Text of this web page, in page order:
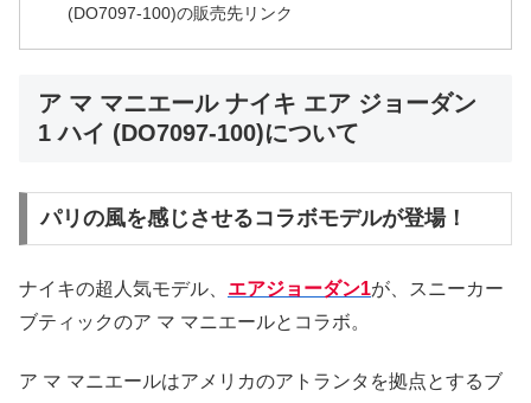
(DO7097-100)の販売先リンク
ア マ マニエール ナイキ エア ジョーダン
1 ハイ (DO7097-100)について
パリの風を感じさせるコラボモデルが登場！
ナイキの超人気モデル、 エアジョーダン1が、スニーカー
ブティックのア マ マニエールとコラボ。
ア マ マニエールはアメリカのアトランタを拠点とするブ